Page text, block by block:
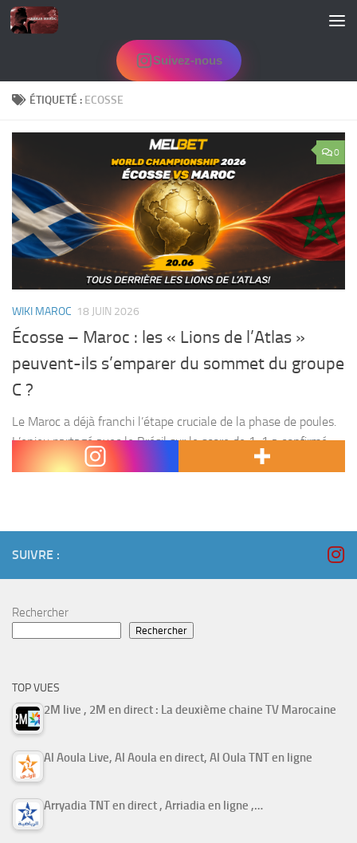
Skip to content
Suivez-nous
ÉTIQUETÉ : ECOSSE
0
WIKI MAROC 18 JUIN 2026
Écosse – Maroc : les « Lions de l’Atlas »
peuvent-ils s’emparer du sommet du groupe
C ?
Le Maroc a déjà franchi l’étape cruciale de la phase de poules.
L’enjeu partagé avec le Brésil sur le score de 1-1 a confirmé
que leur succès au Qatar était amplement mérité et que...
SUIVRE :
Rechercher
Rechercher
TOP VUES
2M live , 2M en direct : La deuxième chaine TV Marocaine
Al Aoula Live, Al Aoula en direct, Al Oula TNT en ligne
Arryadia TNT en direct , Arriadia en ligne ,…